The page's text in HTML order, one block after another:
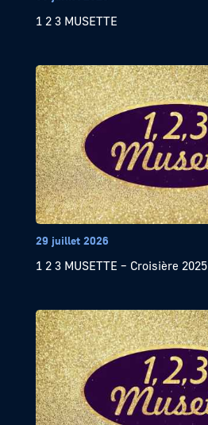
1 2 3 MUSETTE
29 juillet 2026
1 2 3 MUSETTE – Croisière 2025